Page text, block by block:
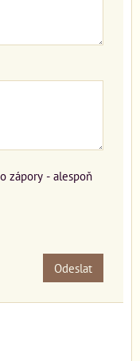
zápory - alespoň
Odeslat